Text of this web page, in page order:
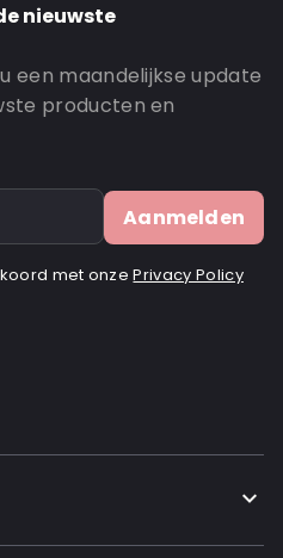
nieuwste
een maandelijkse update
producten en
Aanmelden
met onzePrivacy Policy